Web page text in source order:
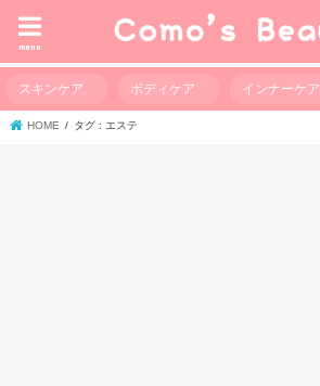
menu
スキンケア ボディケア インナーケア
HOME タグ : エステ